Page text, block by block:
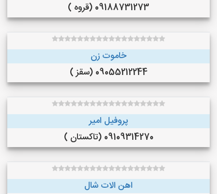
09188731273 (قروه )
خاموت زن
09055212244 (سقز )
پروفیل امیر
09109314270 (تاکستان )
اهن الات شال